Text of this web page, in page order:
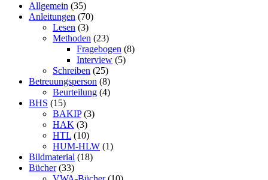
Allgemein (35)
Anleitungen (70)
Lesen (3)
Methoden (23)
Fragebogen (8)
Interview (5)
Schreiben (25)
Betreuungsperson (8)
Beurteilung (4)
BHS (15)
BAKIP(3)
HAK (3)
HTL (10)
HUM-HLW (1)
Bildmaterial (18)
Bücher(33)